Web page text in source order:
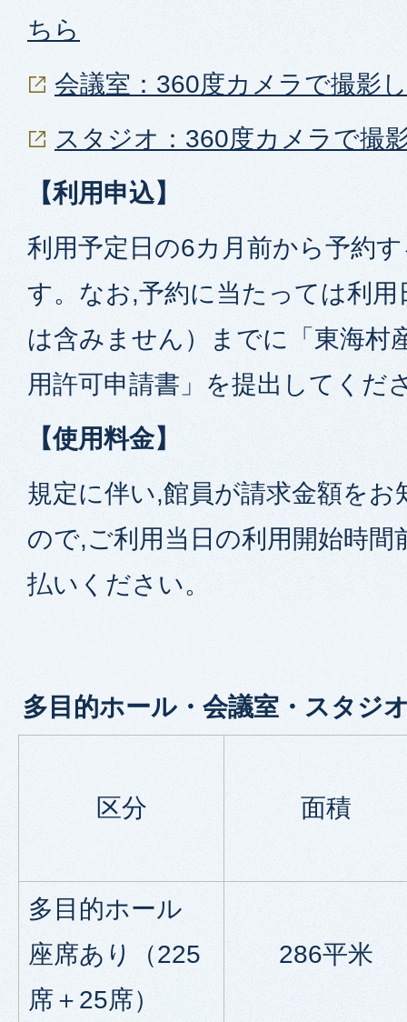
ちら
会議室：360度カメラで撮影
スタジオ：360度カメラで撮
【利用申込】
利用予定日の6カ月前から予約
す。なお,予約に当たっては利用
は含みません）までに「東海村
用許可申請書」を提出してくだ
【使用料金】
規定に伴い,館員が請求金額を
ので,ご利用当日の利用開始時間
払いください。
多目的ホール・会議室・スタジ
区分 面積
多目的ホール
座席あり（225
席＋25席）
286平米